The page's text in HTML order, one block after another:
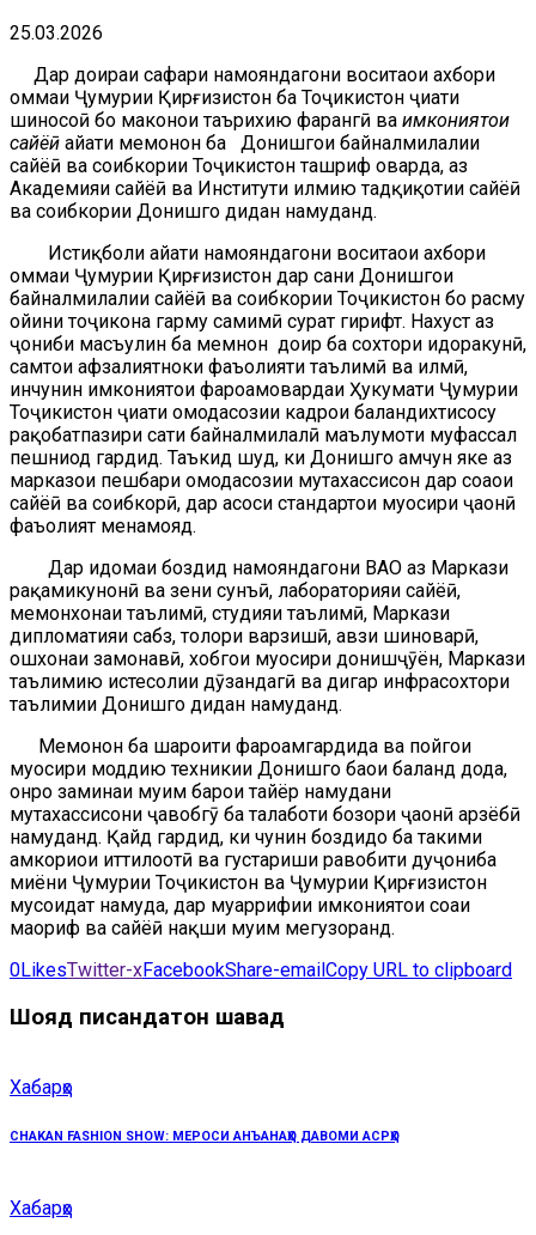
25.03.2026
Дар доираи сафари намояндагони воситаҳои ахбори
оммаи Ҷумҳурии Қирғизистон ба Тоҷикистон ҷиҳати
шиносоӣ бо маконҳои таърихию фарҳангӣ ва имкониятои
сайёҳӣ ҳайати меҳмонон ба Донишгоҳи байналмилалии
сайёҳӣ ва соҳибкории Тоҷикистон ташриф оварда, аз
Академияи сайёҳӣ ва Институти илмию тадқиқотии сайёҳӣ
ва соҳибкории Донишгоҳ дидан намуданд.
Истиқболи ҳайати намояндагони воситаҳои ахбори
оммаи Ҷумҳурии Қирғизистон дар саҳни Донишгоҳи
байналмилалии сайёҳӣ ва соҳибкории Тоҷикистон бо расму
ойини тоҷикона гарму самимӣ сурат гирифт. Нахуст аз
ҷониби масъулин ба меҳмнон доир ба сохтори идоракунӣ,
самтҳои афзалиятноки фаъолияти таълимӣ ва илмӣ,
инчунин имкониятҳои фароҳамовардаи Ҳукумати Ҷумҳурии
Тоҷикистон ҷиҳати омодасозии кадрҳои баландихтисосу
рақобатпазири сатҳи байналмилалӣ маълумоти муфассал
пешниҳод гардид. Таъкид шуд, ки Донишгоҳ ҳамчун яке аз
марказҳои пешбари омодасозии мутахассисон дар соҳаҳои
сайёҳӣ ва соҳибкорӣ, дар асоси стандартҳои муосири ҷаҳонӣ
фаъолият менамояд.
Дар идомаи боздид намояндагони ВАО аз Маркази
рақамикунонӣ ва зеҳни сунъӣ, лабораторияи сайёҳӣ,
меҳмонхонаи таълимӣ, студияи таълимӣ, Маркази
дипломатияи сабз, толори варзишӣ, ҳавзи шиноварӣ,
ошхонаи замонавӣ, хобгоҳи муосири донишҷӯён, Маркази
таълимию истеҳсолии дӯзандагӣ ва дигар инфрасохтори
таълимии Донишгоҳ дидан намуданд.
Меҳмонон ба шароити фароҳамгардида ва пойгоҳи
муосири моддию техникии Донишгоҳ баҳои баланд дода,
онро заминаи муҳим барои тайёр намудани
мутахассисони ҷавобгӯ ба талаботи бозори ҷаҳонӣ арзёбӣ
намуданд. Қайд гардид, ки чунин боздидҳо ба таҳкими
ҳамкориҳои иттилоотӣ ва густариши равобити дуҷониба
миёни Ҷумҳурии Тоҷикистон ва Ҷумҳурии Қирғизистон
мусоидат намуда, дар муаррифии имкониятҳои соҳаи
маориф ва сайёҳӣ нақши муҳим мегузоранд.
0LikesTwitter-xFacebookShare-email Copy URL to clipboard
Шояд писандатон шавад
Хабарҳо
CHAKAN FASHION SHOW: МЕРОСИ АНЪАНАҲО ДАВОМИ АСРҲО
Хабарҳо